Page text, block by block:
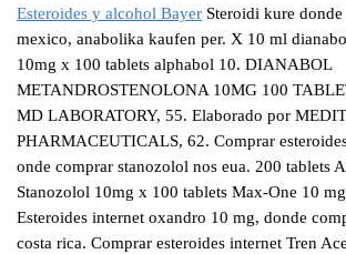
Esteroides y alcohol Bayer Steroidi kure
mexico, anabolika kaufen per. X 10 ml
10mg x 100 tablets alphabol 10. DIANABOL
METANDROSTENOLONA 10MG 100
MD LABORATORY, 55. Elaborado por
PHARMACEUTICALS, 62. Comprar
onde comprar stanozolol nos eua. 200 tablets
Stanozolol 10mg x 100 tablets Max-One 10
Esteroides internet oxandro 10 mg, donde
costa rica. Comprar esteroides internet Tren